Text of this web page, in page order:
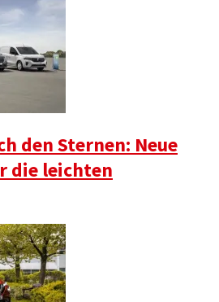
den Sternen: Neue
die leichten